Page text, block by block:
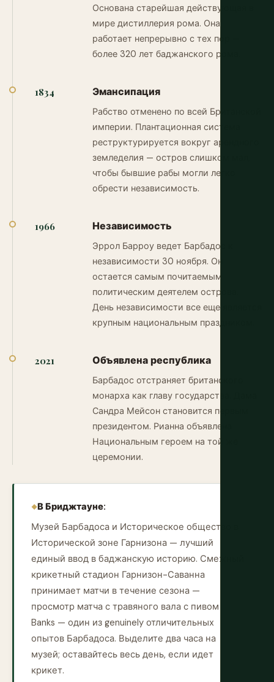
Основана старейшая действующая в
мире дистиллерия рома. Она
работает непрерывно с тех пор —
более 320 лет баджанского рома.
1834 Эмансипация
Рабство отменено по всей Британской
империи. Плантационная система
реструктурируется вокруг арендного
земледелия — остров слишком мал,
чтобы бывшие рабы могли легко
обрести независимость.
1966 Независимость
Эррол Барроу ведет Барбадос к
независимости 30 ноября. Он
остается самым почитаемым
политическим деятелем острова.
День независимости все еще является
крупным национальным праздником.
2021 Объявлена республика
Барбадос отстраняет британского
монарха как главу государства. Дама
Сандра Мейсон становится первым
президентом. Рианна объявлена
Национальным героем на той же
церемонии.
В Бриджтауне:
Музей Барбадоса и Историческое общество в
Исторической зоне Гарнизона — лучший
единый ввод в баджанскую историю. Смежный
крикетный стадион Гарнизон-Саванна
принимает матчи в течение сезона —
просмотр матча с травяного вала с пивом
Banks — один из genuinely отличительных
опытов Барбадоса. Выделите два часа на
музей; оставайтесь весь день, если идет
крикет.